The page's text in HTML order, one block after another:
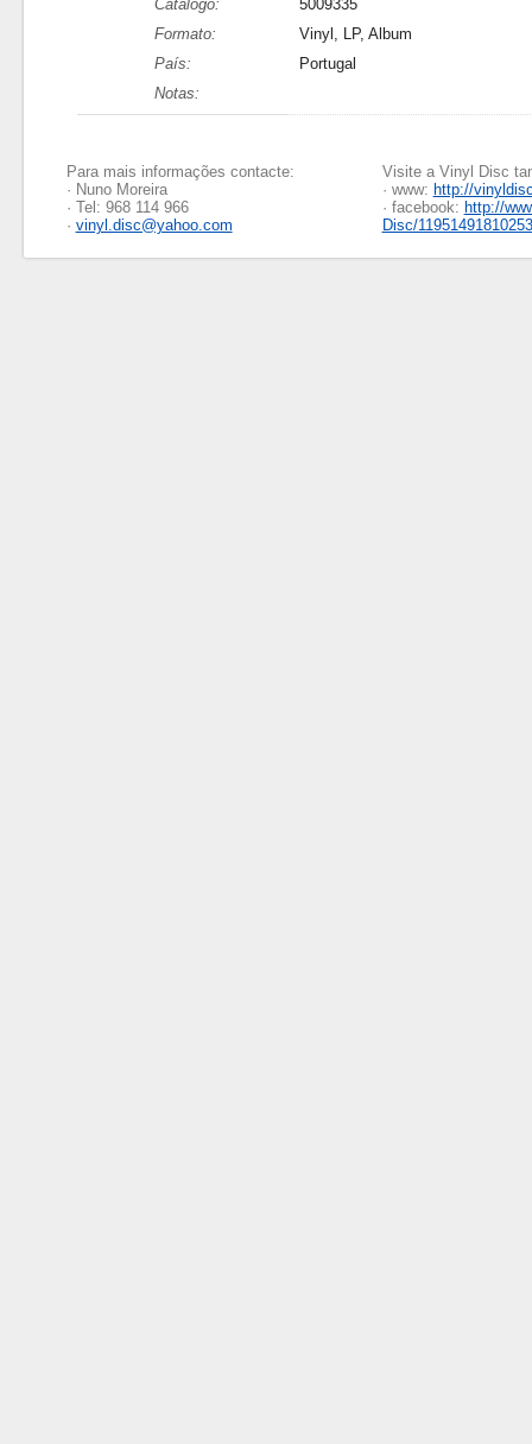
Catálogo:
5009335
Formato:
Vinyl, LP, Album
País:
Portugal
Notas:
Para mais informações contacte:
· Nuno Moreira
· Tel: 968 114 966
· vinyl.disc@yahoo.com
Visite a Vinyl Disc
· www: http://
· facebook: http://
Disc/